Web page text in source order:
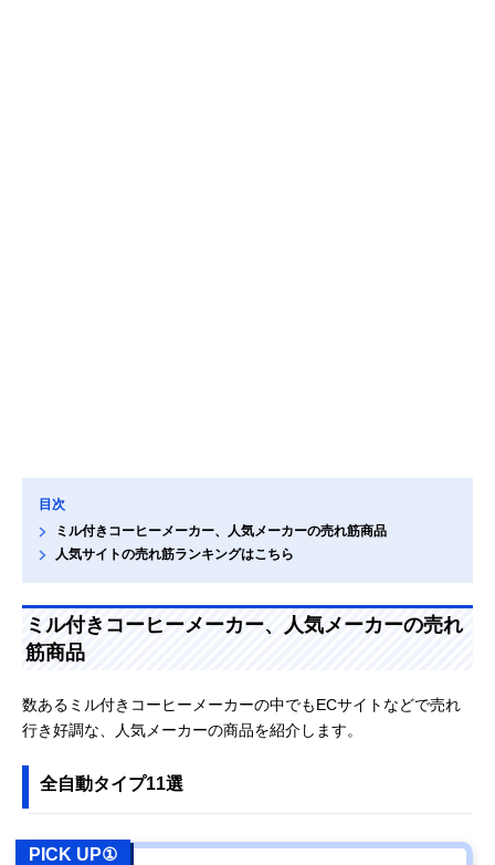
目次
ミル付きコーヒーメーカー、人気メーカーの売れ筋商品
人気サイトの売れ筋ランキングはこちら
ミル付きコーヒーメーカー、人気メーカーの売れ
筋商品
数あるミル付きコーヒーメーカーの中でもECサイトなどで売れ
行き好調な、人気メーカーの商品を紹介します。
全自動タイプ11選
PICK UP①